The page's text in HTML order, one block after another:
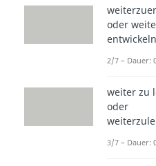
oder
2/7 – Dauer:
weiter zu
oder
3/7 – Dauer: